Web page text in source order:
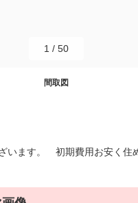
間取図
1 / 50
います。 初期費用お安く住